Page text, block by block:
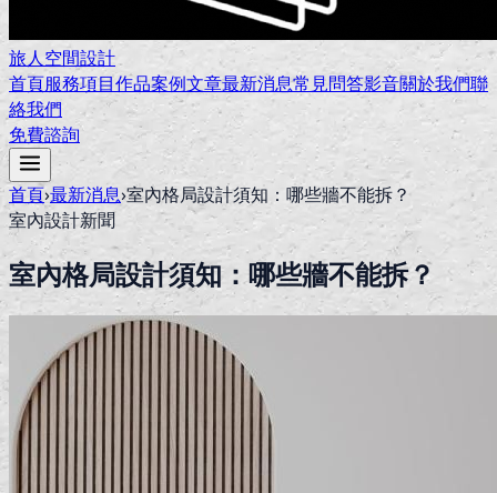
旅人空間設計
首頁服務項目作品案例文章最新消息常見問答影音關於我們聯
絡我們
免費諮詢
首頁›最新消息›室內格局設計須知：哪些牆不能拆？
室內設計新聞
室內格局設計須知：哪些牆不能拆？